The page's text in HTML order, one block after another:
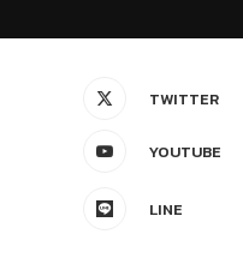
TWITTER
YOUTUBE
LINE